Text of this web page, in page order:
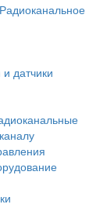
Радиоканальное
датчики